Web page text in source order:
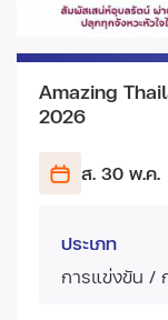
Amazing
2026
ส. 30 พ.ค.
ประเภท
การแข่งขัน /